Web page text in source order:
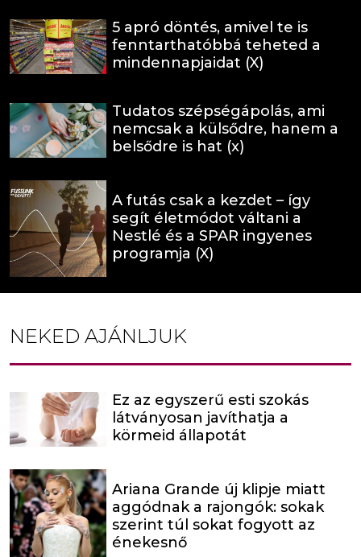
5 apró döntés, amivel te is
fenntarthatóbbá teheted a
mindennapjaidat (X)
Tudatos szépségápolás, ami
nemcsak a külsődre, hanem a
belsődre is hat (x)
A futás csak a kezdet – így
segít életmódot váltani a
Nestlé és a SPAR ingyenes
programja (X)
NEKED AJÁNLJUK
Ez az egyszerű esti szokás
látványosan javíthatja a
körmeid állapotát
Ariana Grande új klipje miatt
aggódnak a rajongók: sokak
szerint túl sokat fogyott az
énekesnő